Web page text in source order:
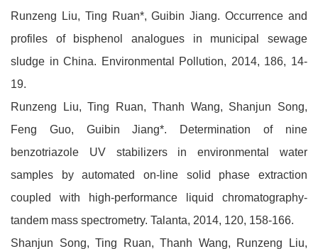
Runzeng Liu, Ting Ruan*, Guibin Jiang. Occurrence and
profiles of bisphenol analogues in municipal sewage
sludge in China. Environmental Pollution, 2014, 186, 14-
19.
Runzeng Liu, Ting Ruan, Thanh Wang, Shanjun Song,
Feng Guo, Guibin Jiang*. Determination of nine
benzotriazole UV stabilizers in environmental water
samples by automated on-line solid phase extraction
coupled with high-performance liquid chromatography-
tandem mass spectrometry. Talanta, 2014, 120, 158-166.
Shanjun Song, Ting Ruan, Thanh Wang, Runzeng Liu,